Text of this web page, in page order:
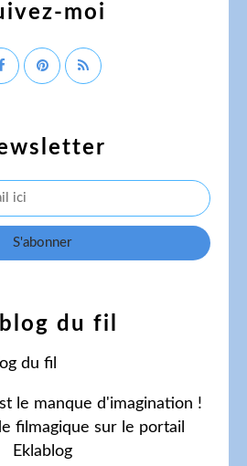
blog du fil
le manque d'imagination !
filmagique sur le portail
Eklablog
moi